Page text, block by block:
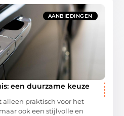
AANBIEDINGEN
een duurzame keuze
alleen praktisch voor het
ook een stijlvolle en